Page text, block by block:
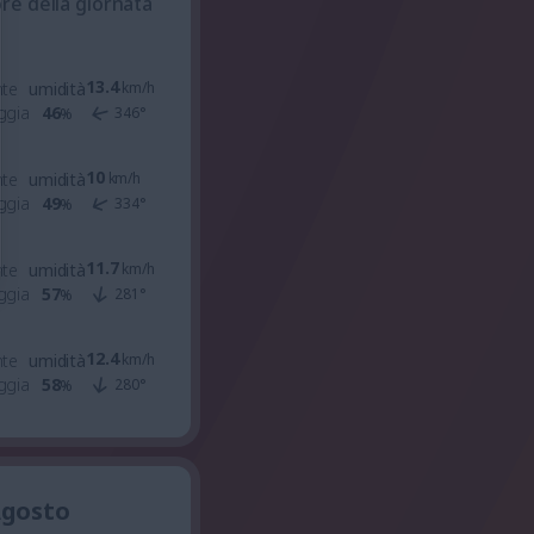
umidità
46%
13.4km/h
346°
umidità
49%
10km/h
334°
umidità
57%
11.7km/h
281 °
umidità
58%
12.4km/h
280°